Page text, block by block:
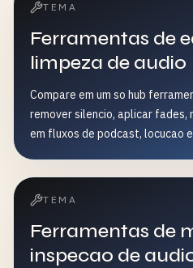
TEMA
Ferramentas de
limpeza de audio
Compare em um so hub
remover silencio, aplicar fades,
em fluxos de podcast, locucao
TEMA
Ferramentas de
inspecao de